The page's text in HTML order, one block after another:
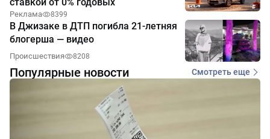
Реклама 8399
В Джизаке в ДТП погибла 21-летняя
блогерша — видео
Происшествия 8208
Популярные новости Смотреть еще